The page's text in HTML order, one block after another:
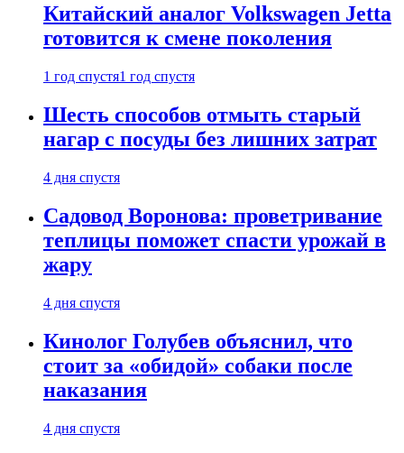
Китайский аналог Volkswagen Jetta
готовится к смене поколения
1 год спустя1 год спустя
Шесть способов отмыть старый
нагар с посуды без лишних затрат
4 дня спустя
Садовод Воронова: проветривание
теплицы поможет спасти урожай в
жару
4 дня спустя
Кинолог Голубев объяснил, что
стоит за «обидой» собаки после
наказания
4 дня спустя